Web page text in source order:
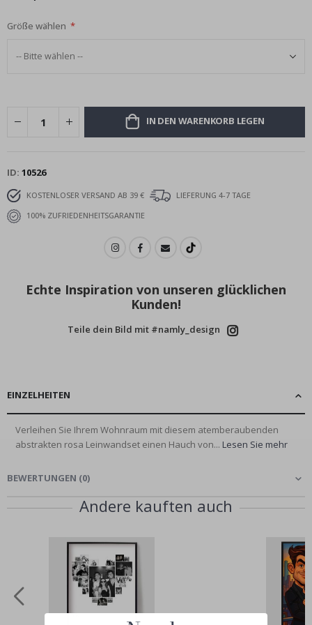
Größe wählen
IN DEN WARENKORB LEGEN
ID 10526
KOSTENLOSER VERSAND AB 39 €
LIEFERUNG 4-7 TAGE
100% ZUFRIEDENHEITSGARANTIE
Echte Inspiration von unseren glücklichen
Kunden!
Teile dein Bild mit #namly_design
EINZELHEITEN
Verleihen Sie Ihrem Wohnraum mit diesem atemberaubenden
abstrakten rosa Leinwandset einen Hauch von... Lesen Sie mehr
BEWERTUNGEN (0)
Andere kauften auch